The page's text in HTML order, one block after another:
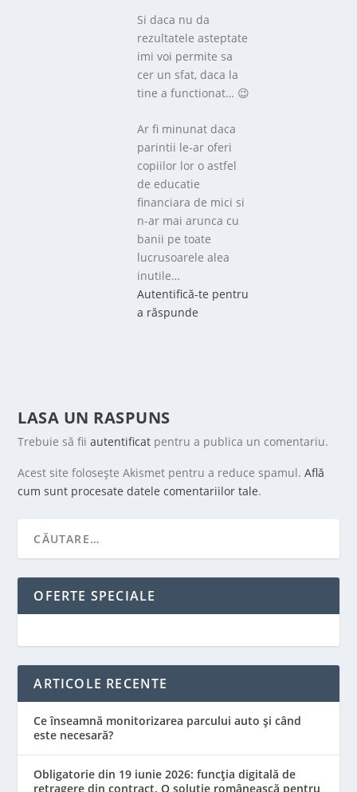
Si daca nu da
rezultatele asteptate
imi voi permite sa
cer un sfat, daca la
tine a functionat… 😉
Ar fi minunat daca
parintii le-ar oferi
copiilor lor o astfel
de educatie
financiara de mici si
n-ar mai arunca cu
banii pe toate
lucrusoarele alea
inutile…
Autentifică-te pentru
a răspunde
LASA UN RASPUNS
Trebuie să fiiautentificat pentru a publica un comentariu.
Acest site folosește Akismet pentru a reduce spamul.Află
cum sunt procesate datele comentariilor tale.
OFERTE SPECIALE
ARTICOLE RECENTE
Ce înseamnă monitorizarea parcului auto și când
este necesară?
Obligatorie din 19 iunie 2026: funcția digitală de
retragere din contract. O soluție românească pentru